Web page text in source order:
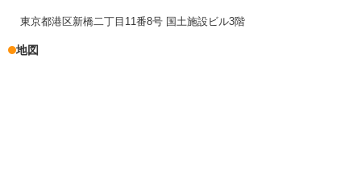
東京都港区新橋二丁目11番8号 国土施設ビル3階
地図